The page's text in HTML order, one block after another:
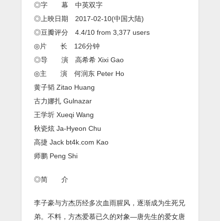
◎字 幕 中英双字
◎上映日期 2017-02-10(中国大陆)
◎豆瓣评分 4.4/10 from 3,377 users
◎片 长 126分钟
◎导 演 高希希 Xixi Gao
◎主 演 何润东 Peter Ho
黄子韬 Zitao Huang
古力娜扎 Gulnazar
王学圻 Xueqi Wang
秋瓷炫 Ja-Hyeon Chu
高捷 Jack bt4k.com Kao
师鹏 Peng Shi
◎简 介
李子豪与方杰历经多次血雨腥风，逐渐成为生死兄
弟。不料，方杰爱慕已久的对象—唐先生的爱女唐